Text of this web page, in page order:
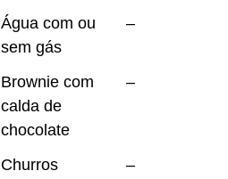
Água com ou
sem gás
–
Brownie com
calda de
chocolate
–
Churros
–